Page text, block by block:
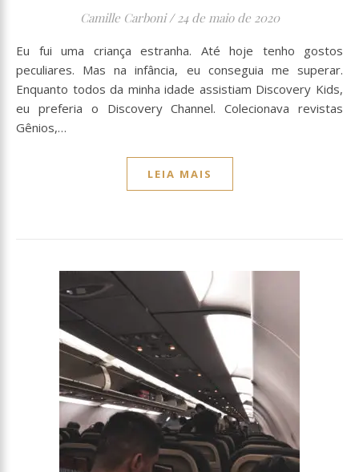
Camille Carboni / 24 de maio de 2020
Eu fui uma criança estranha. Até hoje tenho gostos
peculiares. Mas na infância, eu conseguia me superar.
Enquanto todos da minha idade assistiam Discovery Kids,
eu preferia o Discovery Channel. Colecionava revistas
Gênios,…
LEIA MAIS